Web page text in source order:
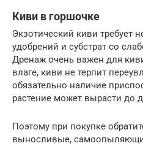
Киви в горшочке
Экзотический киви требует
удобрений и субстрат со
Дренаж очень важен для
влаге, киви не терпит
обязательно наличие
растение может вырасти до
Поэтому при покупке
выносливые,